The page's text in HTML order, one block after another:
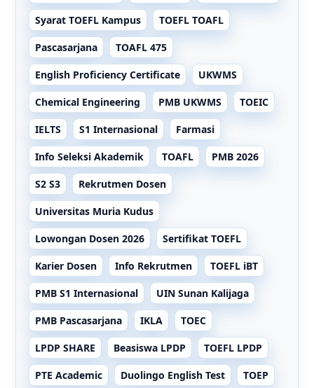
Syarat TOEFL Kampus TOEFL TOAFL
Pascasarjana TOAFL 475
English Proficiency Certificate UKWMS
Chemical Engineering PMB UKWMS TOEIC
IELTS S1 Internasional Farmasi
Info Seleksi Akademik TOAFL PMB 2026
S2 S3 Rekrutmen Dosen
Universitas Muria Kudus
Lowongan Dosen 2026 Sertifikat TOEFL
Karier Dosen Info Rekrutmen TOEFL iBT
PMB S1 Internasional UIN Sunan Kalijaga
PMB Pascasarjana IKLA TOEC
LPDP SHARE Beasiswa LPDP TOEFL LPDP
PTE Academic Duolingo English Test TOEP